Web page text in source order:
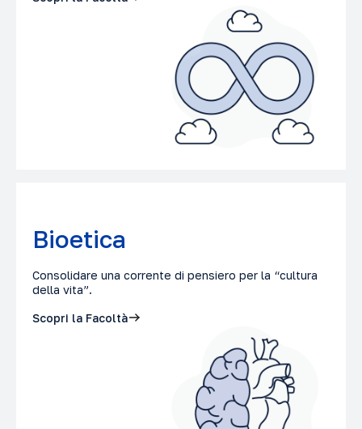
Bioetica
Consolidare una corrente di pensiero per la “cultura
della vita”.
Scopri la Facoltà